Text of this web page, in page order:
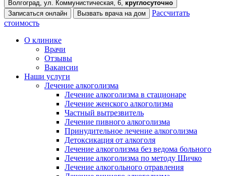
Волгоград, ул. Коммунистическая, 6, круглосуточно
Записаться онлайн
Вызвать врача на дом
Рассчитать
стоимость
О клинике
Врачи
Отзывы
Вакансии
Наши услуги
Лечение алкоголизма
Лечение алкоголизма в стационаре
Лечение женского алкоголизма
Частный вытрезвитель
Лечение пивного алкоголизма
Принудительное лечение алкоголизма
Детоксикация от алкоголя
Лечение алкоголизма без ведома больного
Лечение алкоголизма по методу Шичко
Лечение алкогольного отравления